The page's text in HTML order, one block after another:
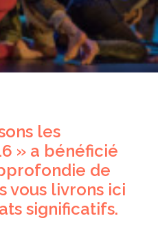
les
» a bénéficié
de
vous livrons ici
significatifs.